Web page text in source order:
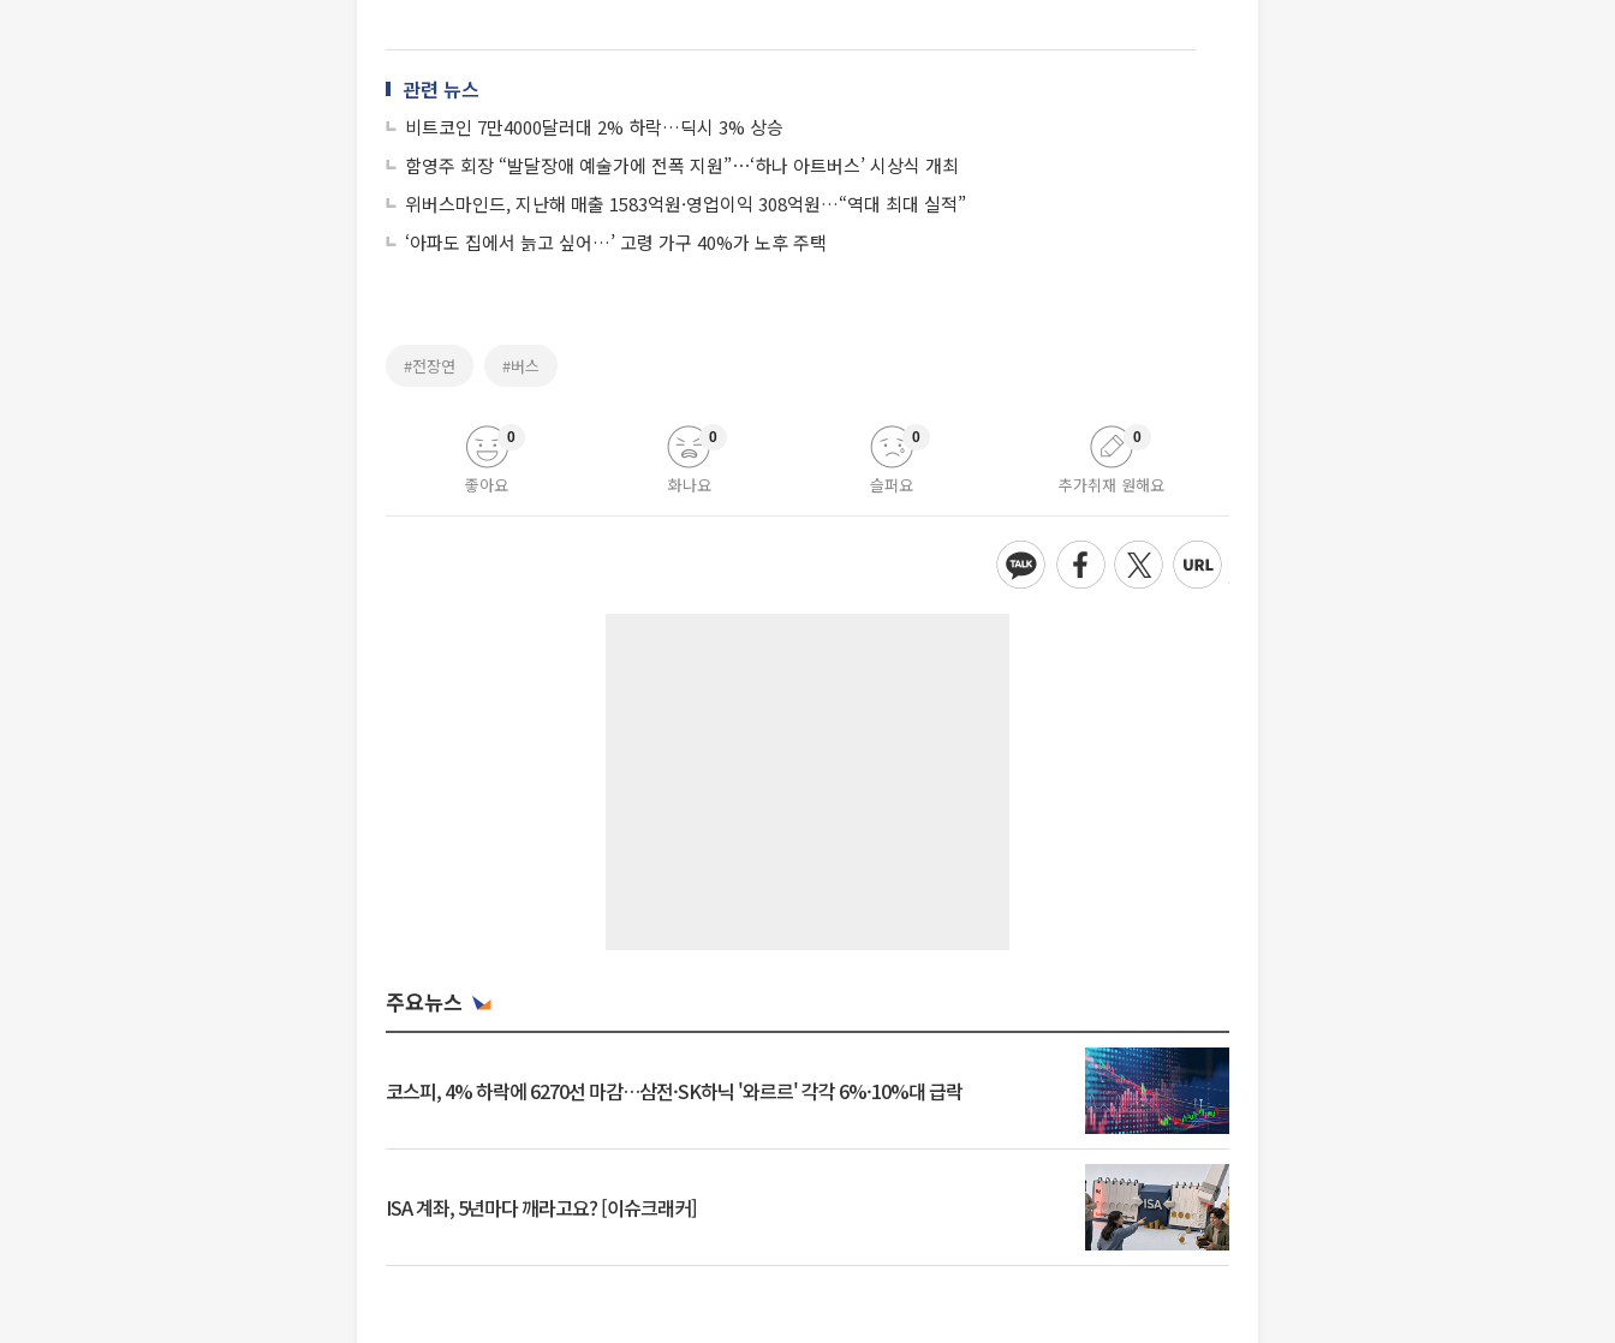
관련 뉴스
비트코인 7만4000달러대 2% 하락…딕시 3% 상승
함영주 회장 “발달장애 예술가에 전폭 지원”⋯‘하나 아트버스’ 시상식 개최
위버스마인드, 지난해 매출 1583억원·영업이익 308억원…“역대 최대 실적”
‘아파도 집에서 늙고 싶어…’ 고령 가구 40%가 노후 주택
#전장연 #버스
좋아요
0
화나요
0
슬퍼요
0
추가취재 원해요
0
주요뉴스
코스피, 4% 하락에 6270선 마감…삼전·SK하닉 '와르르' 각각 6%·10%대 급락
ISA 계좌, 5년마다 깨라고요? [이슈크래커]